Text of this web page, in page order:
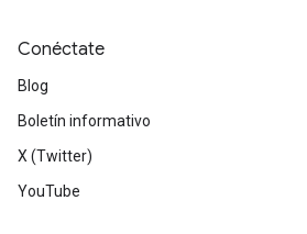
Conéctate
Blog
Boletín informativo
X (Twitter)
YouTube